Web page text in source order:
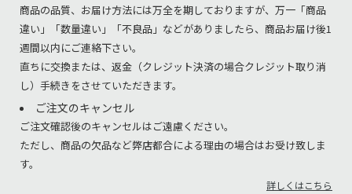
商品の品質、お届け方法には万全を期しておりますが、万一「商品
違い」「数量違い」「不良品」などがありましたら、商品お届け後1
週間以内にご連絡下さい。
直ちに交換または、返金（クレジット決済の場合クレジット取り消
し）手続きをさせていただきます。
ご注文のキャンセル
ご注文確認後のキャンセルはご遠慮ください。
ただし、商品の欠品など弊店都合による理由の場合はお受け致しま
す。
詳しくはこちら